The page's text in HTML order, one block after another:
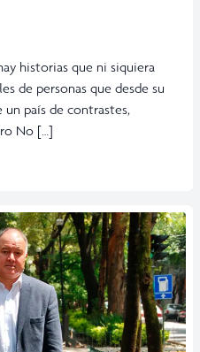
historias que ni siquiera
de personas que desde su
país de contrastes,
No […]